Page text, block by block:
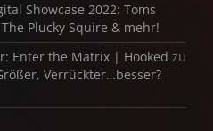
Showcase 2022: Toms
Plucky Squire & mehr!
Enter the Matrix | Hooked zu
Verrückter…besser?